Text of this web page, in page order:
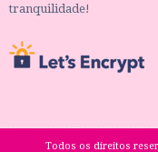
tranquilidade!
Todos os direitos